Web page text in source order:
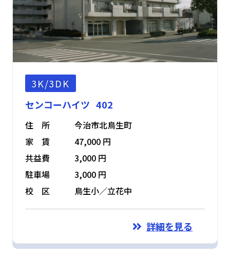
3K/3DK
センコーハイツ 402
住 所
今治市北鳥生町
家 賃
47,000 円
共益費
3,000 円
駐車場
3,000 円
校 区
鳥生小／立花中
詳細を見る